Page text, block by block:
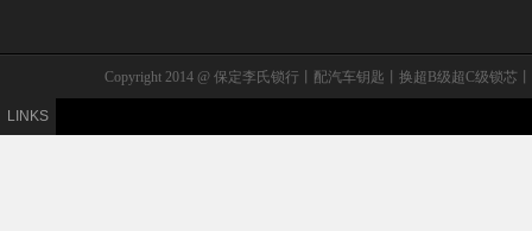
Copyright 2014 @ 保定李氏锁行丨配汽车钥匙丨换超B级超C级锁
LINKS